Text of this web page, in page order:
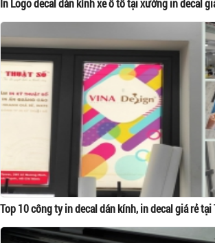
In Logo decal dán kính xe ô tô tại xưởng in decal
Top 10 công ty in decal dán kính, in decal giá rẻ tại